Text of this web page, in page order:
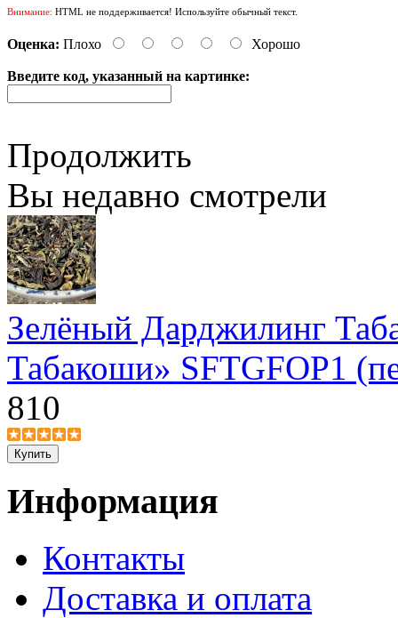
Внимание: HTML не поддерживается! Используйте обычный текст.
Оценка: Плохо Хорошо
Введите код, указанный на картинке:
Продолжить
Вы недавно смотрели
Зелёный Дарджилинг
Табакоши» SFTGFOP1
810
Информация
Контакты
Доставка и оплата